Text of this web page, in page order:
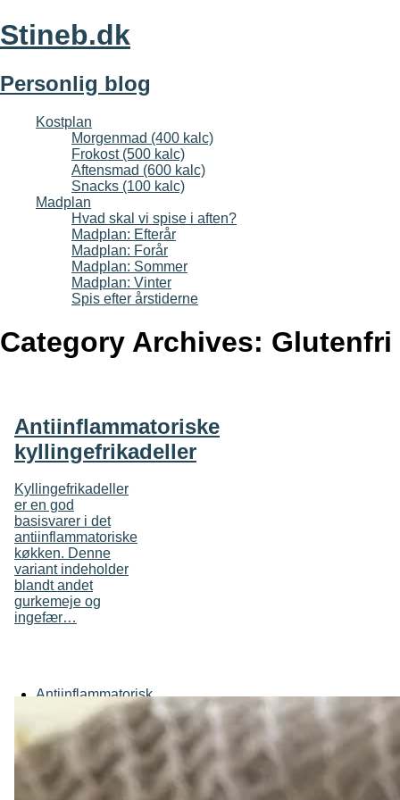
Stineb.dk
Personlig blog
Kostplan
Morgenmad (400 kalc)
Frokost (500 kalc)
Aftensmad (600 kalc)
Snacks (100 kalc)
Madplan
Hvad skal vi spise i aften?
Madplan: Efterår
Madplan: Forår
Madplan: Sommer
Madplan: Vinter
Spis efter årstiderne
Category Archives: Glutenfri
Antiinflammatoriske
kyllingefrikadeller
Kyllingefrikadeller
er en god
basisvarer i det
antiinflammatoriske
køkken. Denne
variant indeholder
blandt andet
gurkemeje og
ingefær…
Antiinflammatorisk
Glutenfri,
Høj på protein
Kyllingefrikadeller
Sundhed
Sundmad